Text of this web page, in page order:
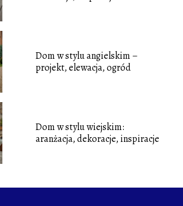
Dom w stylu angielskim –
projekt, elewacja, ogród
Dom w stylu wiejskim:
aranżacja, dekoracje, inspiracje